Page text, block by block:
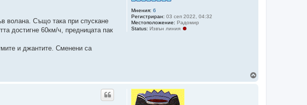
Мнения: 6
Регистриран: 03 сеп 2022, 04:32
Местоположение: Радомир
Status: Извън линия
волана. Също така при спускане
достигне 60км/ч, предницата пак
и джантите. Сменени са